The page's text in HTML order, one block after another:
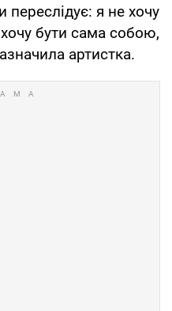
я не хочу
бути сама собою,
артистка.